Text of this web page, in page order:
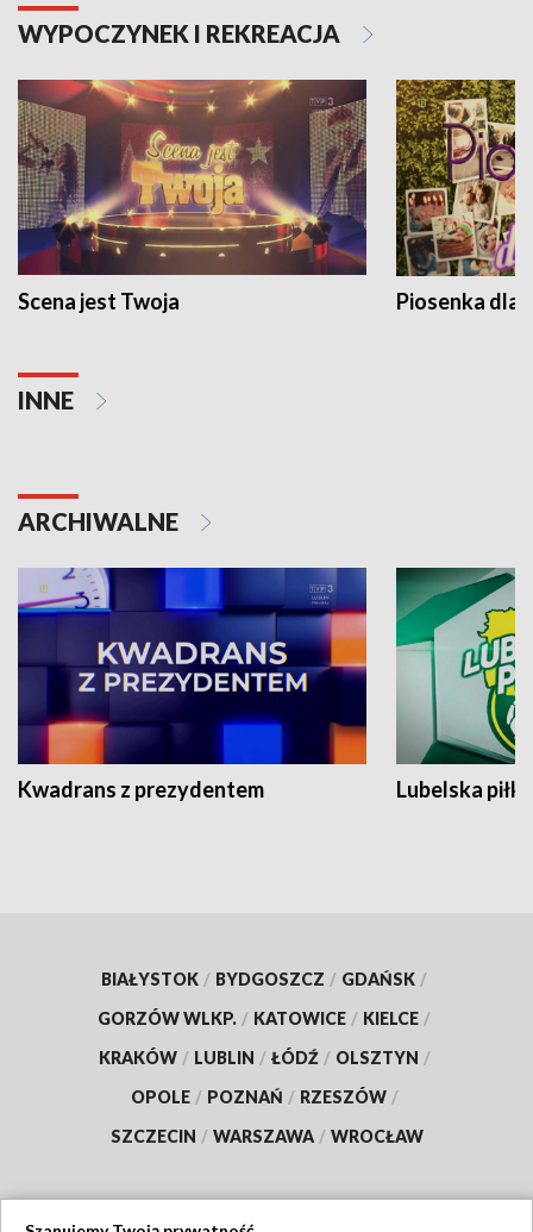
WYPOCZYNEK I REKREACJA
Scena jest Twoja Piosenka dla
INNE
ARCHIWALNE
Kwadrans z prezydentem Lubelska piłka
BIAŁYSTOK / BYDGOSZCZ / GDAŃSK /
GORZÓW WLKP. / KATOWICE / KIELCE /
KRAKÓW / LUBLIN / ŁÓDŹ / OLSZTYN /
OPOLE / POZNAŃ / RZESZÓW /
SZCZECIN / WARSZAWA / WROCŁAW